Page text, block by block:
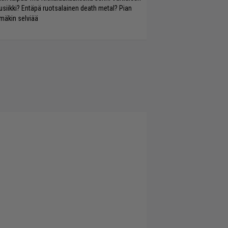
Entäpä ruotsalainen death metal? Pian
selviää